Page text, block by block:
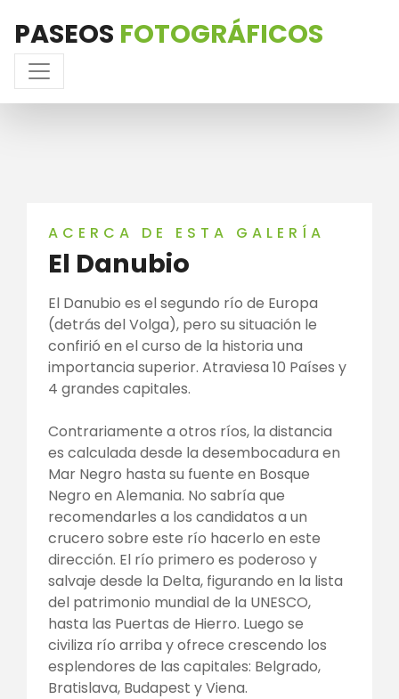
PASEOS FOTOGRÁFICOS
ACERCA DE ESTA GALERÍA
El Danubio
El Danubio es el segundo río de Europa
(detrás del Volga), pero su situación le
confirió en el curso de la historia una
importancia superior. Atraviesa 10 Países y
4 grandes capitales.
Contrariamente a otros ríos, la distancia
es calculada desde la desembocadura en
Mar Negro hasta su fuente en Bosque
Negro en Alemania. No sabría que
recomendarles a los candidatos a un
crucero sobre este río hacerlo en este
dirección. El río primero es poderoso y
salvaje desde la Delta, figurando en la lista
del patrimonio mundial de la UNESCO,
hasta las Puertas de Hierro. Luego se
civiliza río arriba y ofrece crescendo los
esplendores de las capitales: Belgrado,
Bratislava, Budapest y Viena.